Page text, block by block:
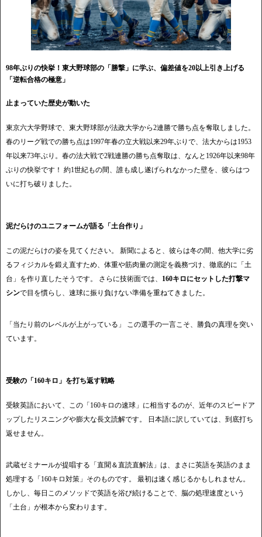
98年ぶりの快挙！東大野球部の「勝撃」に学ぶ、偏差値を20以上引き上げる
「逆転合格の極意」
止まっていた歴史が動いた
東京六大学野球で、東大野球部が法政大学から2連勝で勝ち点を奪取しました。
春のリーグ戦での勝ち点は1997年春の立大戦以来29年ぶりで、法大からは1953
年以来73年ぶり。春の法大戦で2戦連勝の勝ち点奪取は、なんと1926年以来98年
ぶりの快挙です！ 約1世紀もの間、誰も成し遂げられなかった壁を、彼らはつ
いに打ち破りました。
泥だらけのユニフォームが語る「土台作り」
この泥だらけの姿を見てください。 新聞によると、彼らは冬の間、他大学に劣
るフィジカルを鍛え直すため、体重や筋肉量の測定を義務づけ、徹底的に「土
台」を作り直したそうです。 さらに技術面では、 160キロにセットした打撃マ
シンで目を慣らし、速球に振り負けない準備を重ねてきました。
「当たり前のレベルが上がっている」 この選手の一言こそ、勝負の真理を突い
ています。
受験の「160キロ」を打ち返す戦略
受験英語において、この「160キロの速球」に相当するのが、近年のスピードア
ップしたリスニングや膨大な長文読解です。 日本語に訳していては、到底打ち
返せません。
武蔵ゼミナールが提唱する「直聞＆直読直解法」は、まさに英語を英語のまま
処理する「160キロ対策」そのものです。 最初は速く感じるかもしれません。
しかし、毎日このメソッドで英語を浴び続けることで、脳の処理速度という
「土台」が根本から変わります。